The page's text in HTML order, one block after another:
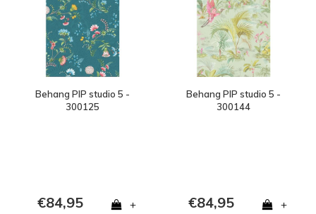
Behang PIP studio 5 -
300125
€84,95 +
Behang PIP studio 5 -
300144
€84,95 +